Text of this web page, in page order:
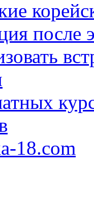
после
18.com